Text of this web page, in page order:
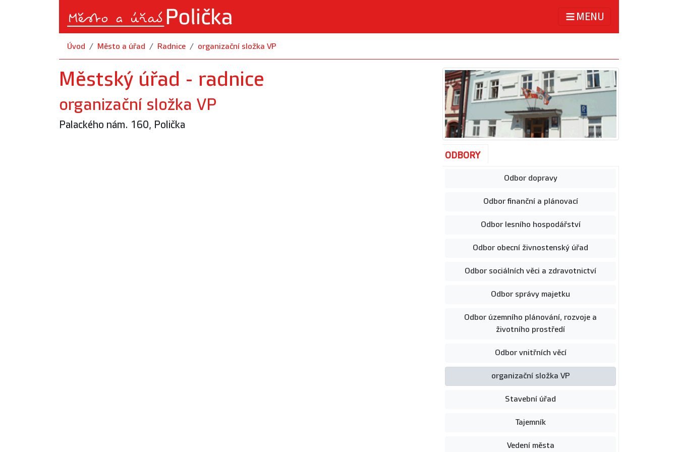
MENU
Úvod Město a úřad Radnice organizační složka VP
Městský úřad - radnice
organizační složka VP
Palackého nám. 160, Polička
ODBORY
Odbor dopravy
Odbor finanční a plánovací
Odbor lesního hospodářství
Odbor obecní živnostenský úřad
Odbor sociálních věci a zdravotnictví
Odbor správy majetku
Odbor územního plánování, rozvoje a
životního prostředí
Odbor vnitřních věcí
organizační složka VP
Stavební úřad
Tajemník
Vedení města